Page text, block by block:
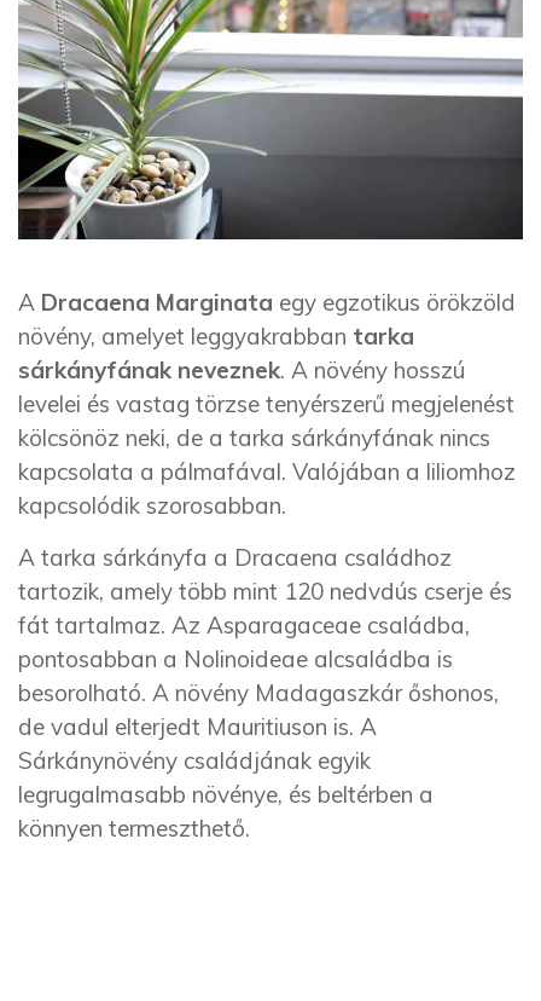
A Dracaena Marginata egy egzotikus örökzöld
növény, amelyet leggyakrabban tarka
sárkányfának neveznek. A növény hosszú
levelei és vastag törzse tenyérszerű megjelenést
kölcsönöz neki, de a tarka sárkányfának nincs
kapcsolata a pálmafával. Valójában a liliomhoz
kapcsolódik szorosabban.
A tarka sárkányfa a Dracaena családhoz
tartozik, amely több mint 120 nedvdús cserje és
fát tartalmaz. Az Asparagaceae családba,
pontosabban a Nolinoideae alcsaládba is
besorolható. A növény Madagaszkár őshonos,
de vadul elterjedt Mauritiuson is. A
Sárkánynövény családjának egyik
legrugalmasabb növénye, és beltérben a
könnyen termeszthető.